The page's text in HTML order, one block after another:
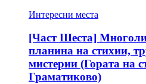
Интересни места
[Част Шеста]
планина на стихии,
мистерии (Гората на
Граматиково)